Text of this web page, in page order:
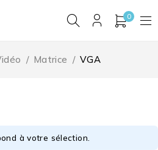
0
/ Matrice / VGA
à votre sélection.